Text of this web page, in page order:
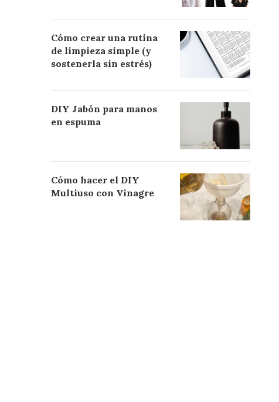
Cómo crear una rutina
de limpieza simple (y
sostenerla sin estrés)
DIY Jabón para manos
en espuma
Cómo hacer el DIY
Multiuso con Vinagre